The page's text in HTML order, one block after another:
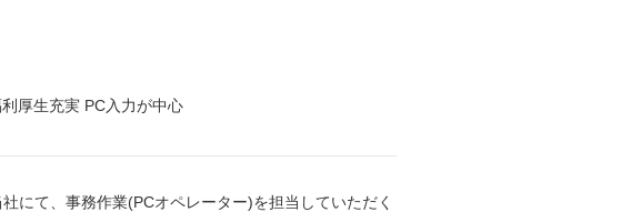
厚生充実 PC入力が中心
にて、事務作業(PCオペレーター)を担当していただく